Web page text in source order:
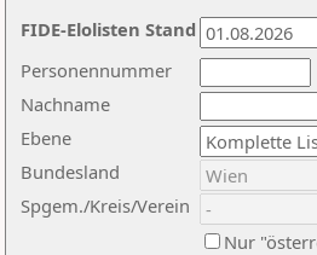
Nachname
Ebene
Personennummer
Bundesland
Spgem./Kreis/Verein
Nur
FIDE-Elolisten Stand